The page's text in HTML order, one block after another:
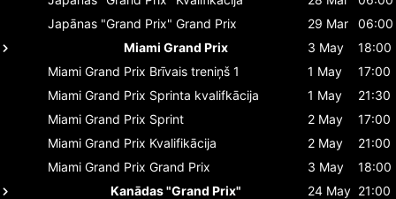
Japānas "Grand Prix" Grand Prix 29 Mar
06:00
Miami Grand Prix
3 May
18:00
Miami Grand Prix Brīvais treniņš 1 1 May
17:00
Miami Grand Prix Sprinta kvalifkācija 1 May
21:30
Miami Grand Prix Sprint 2 May
17:00
Miami Grand Prix Kvalifikācija 2 May
21:00
Miami Grand Prix Grand Prix 3 May
18:00
Kanādas "Grand Prix"
24 May 21:00